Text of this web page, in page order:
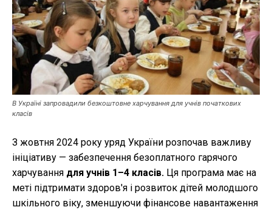
Робота і освіта
Публікації
ФОП
Курс валют
Ми в соц. мережах
В Україні запровадили безкоштовне харчування для учнів початкових
класів
З жовтня 2024 року уряд України розпочав важливу
ініціативу — забезпечення безоплатного гарячого
харчування для учнів 1–4 класів. Ця програма має на
меті підтримати здоров'я і розвиток дітей молодшого
шкільного віку, зменшуючи фінансове навантаження